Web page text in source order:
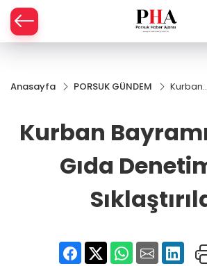
Anasayfa PORSUK GÜNDEM
Kurban
Gıda
Kurban
Gıda